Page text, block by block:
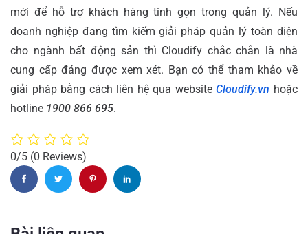
mới để hỗ trợ khách hàng tinh gọn trong quản lý. Nếu
doanh nghiệp đang tìm kiếm giải pháp quản lý toàn diện
cho ngành bất động sản thì Cloudify chắc chắn là nhà
cung cấp đáng được xem xét. Bạn có thể tham khảo về
giải pháp bằng cách liên hệ qua websiteCloudify.vn hoặc
hotline 1900 866 695.
0/5 (0 Reviews)